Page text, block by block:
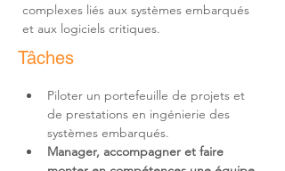
complexes liés aux systèmes embarqués
et aux logiciels critiques.
Tâches
Piloter un portefeuille de projets et
de prestations en ingénierie des
Manager, accompagner et faire